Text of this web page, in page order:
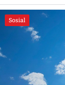
Sosial